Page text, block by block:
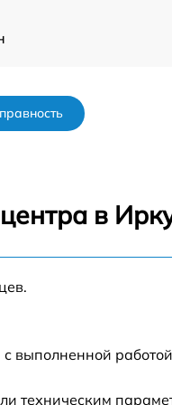
в
выполненной
техническим